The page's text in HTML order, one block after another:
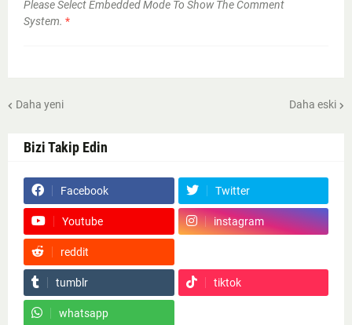
Please Select Embedded Mode To Show The Comment
System. *
Daha yeni Daha eski
Bizi Takip Edin
Facebook Twitter
Youtube instagram
reddit
tumblr tiktok
whatsapp